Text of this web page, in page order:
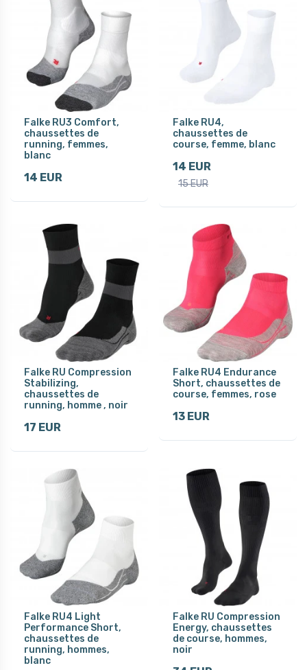
Falke RU3 Comfort,
chaussettes de
running, femmes,
blanc
14 EUR
Falke RU4,
chaussettes de
course, femme, blanc
14 EUR
15 EUR
Falke RU Compression
Stabilizing,
chaussettes de
running, homme , noir
17 EUR
Falke RU4 Endurance
Short, chaussettes de
course, femmes, rose
13 EUR
Falke RU4 Light
Performance Short,
chaussettes de
running, hommes,
blanc
Falke RU Compression
Energy, chaussettes
de course, hommes,
noir